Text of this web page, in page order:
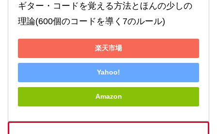
ギター・コードを覚える方法とほんの少しの
理論(600個のコードを導く7のルール)
楽天市場
Yahoo!
Amazon